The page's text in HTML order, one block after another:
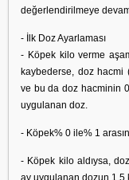
değerlendirilmeye
- İlk Doz Ayarlaması
- Köpek kilo verme
kaybederse, doz hacmi
ve bu da doz hacminin
uygulanan doz.
- Köpek% 0 ile% 1
- Köpek kilo aldıysa,
ay uygulanan dozun 1,5